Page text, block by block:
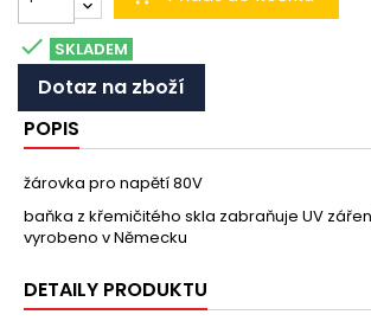
 SKLADEM
Dotaz na zboží
POPIS
žárovka pro napětí 80V
baňka z křemičitého skla zabraňuje UV
vyrobeno v Německu
DETAILY PRODUKTU